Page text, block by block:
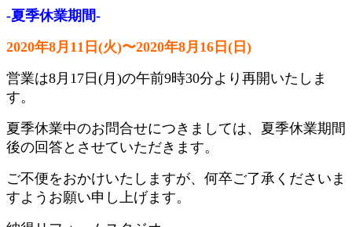
-夏季休業期間-
2020年8月11日(火)〜2020年8月16日(日)
営業は8月17日(月)の午前9時30分より再開いたしま
す。
夏季休業中のお問合せにつきましては、夏季休業期間
後の回答とさせていただきます。
ご不便をおかけいたしますが、何卒ご了承くださいま
すようお願い申し上げます。